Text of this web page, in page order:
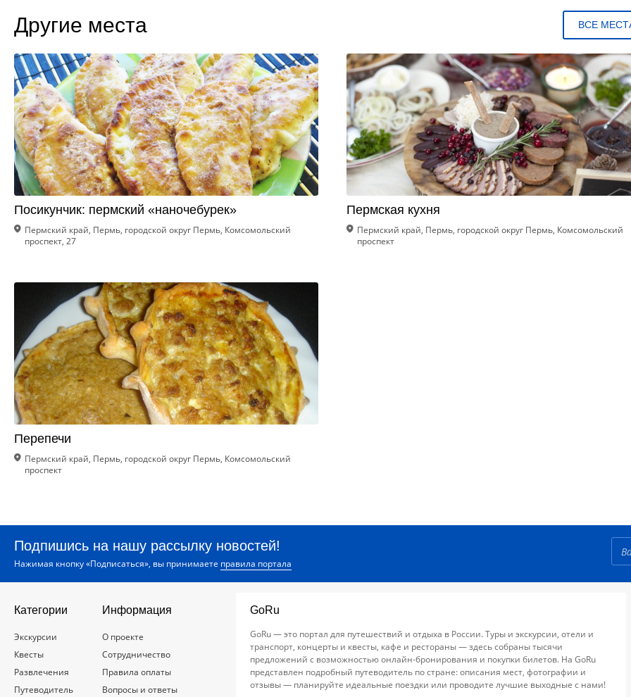
Другие места ВСЕ
Посикунчик: пермский «наночебурек»
Пермский край, Пермь, городской округ Пермь, Комсомольский
проспект, 27
Пермская кухня
Пермский край, Пермь, городской округ Пермь, Комсомольский
проспект
Перепечи
Пермский край, Пермь, городской округ Пермь, Комсомольский
проспект
Подпишись на нашу рассылку новостей!
Нажимая кнопку «Подписаться», вы принимаете правила портала
Категории
Экскурсии
Квесты
Развлечения
Путеводитель
Информация
О проекте
Сотрудничество
Правила оплаты
Вопросы и ответы
GoRu
GoRu — это портал для путешествий и отдыха в России. Туры и экскурсии, отели и
транспорт, концерты и квесты, кафе и рестораны — здесь собраны тысячи
предложений с возможностью онлайн-бронирования и покупки билетов. На GoRu
представлен подробный путеводитель по стране: описания мест, фотографии и
отзывы — планируйте идеальные поездки или проводите лучшие выходные с нами!